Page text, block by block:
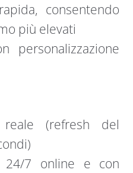
consentendo
più elevati
personalizzazione
(refresh del
24/7 online e con